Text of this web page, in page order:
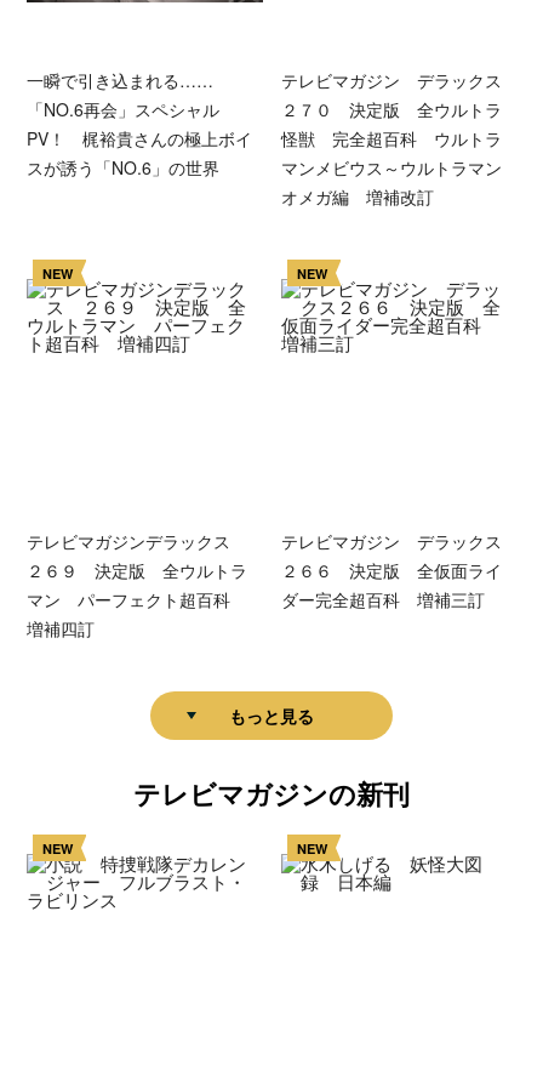
一瞬で引き込まれる……
「NO.6再会」スペシャル
PV！ 梶裕貴さんの極上ボイ
スが誘う「NO.6」の世界
テレビマガジン デラックス
２７０ 決定版 全ウルトラ
怪獣 完全超百科 ウルトラ
マンメビウス～ウルトラマン
オメガ編 増補改訂
NEW
テレビマガジンデラックス
２６９ 決定版 全ウルトラ
マン パーフェクト超百科
増補四訂
NEW
テレビマガジン デラックス
２６６ 決定版 全仮面ライ
ダー完全超百科 増補三訂
もっと見る
テレビマガジンの新刊
NEW NEW